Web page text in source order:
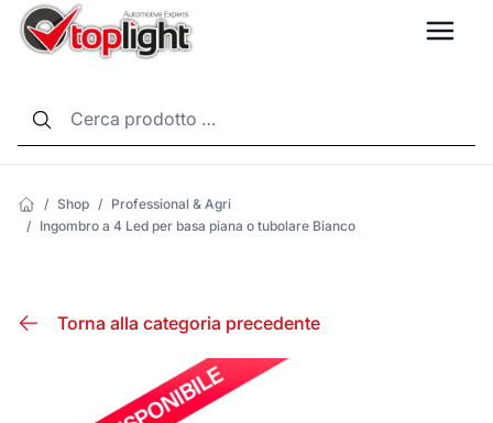
/ Shop / Professional & Agri
/ Ingombro a 4 Led per basa piana o tubolare Bianco
Torna alla categoria precedente